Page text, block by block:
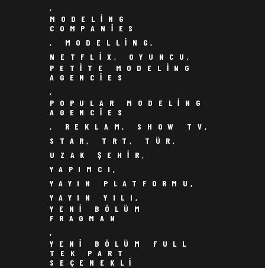
,
MODELING
COMPANIES
, MODELLING,
NETFLIX, OYUNCU,
PETITE MODELING
AGENCIES
,
POPULAR MODELING
AGENCIES
, REKLAM, SHOW TV,
STAR, TRT, TÜR,
UZAK ŞEHIR,
YAPIMCI,
YAYIN PLATFORMU,
YAYIN YILI,
YENI BÖLÜM
FRAGMAN
,
YENI BÖLÜM FULL
TEK PART
SEÇENEKLI